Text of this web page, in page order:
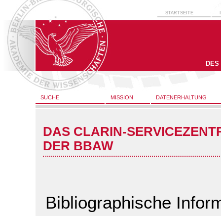
STARTSEITE
SUCHE MISSION DATENERHALTUNG
DAS CLARIN-
DER BBAW
Bibliographische